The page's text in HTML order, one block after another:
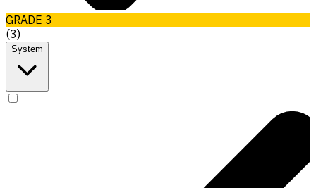
GRADE 3
(3)
System